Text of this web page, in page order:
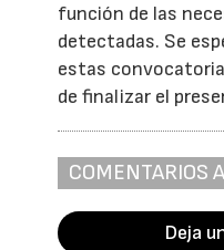
función de las
detectadas. Se
estas
de finalizar el
COMENTARIOS
Deja